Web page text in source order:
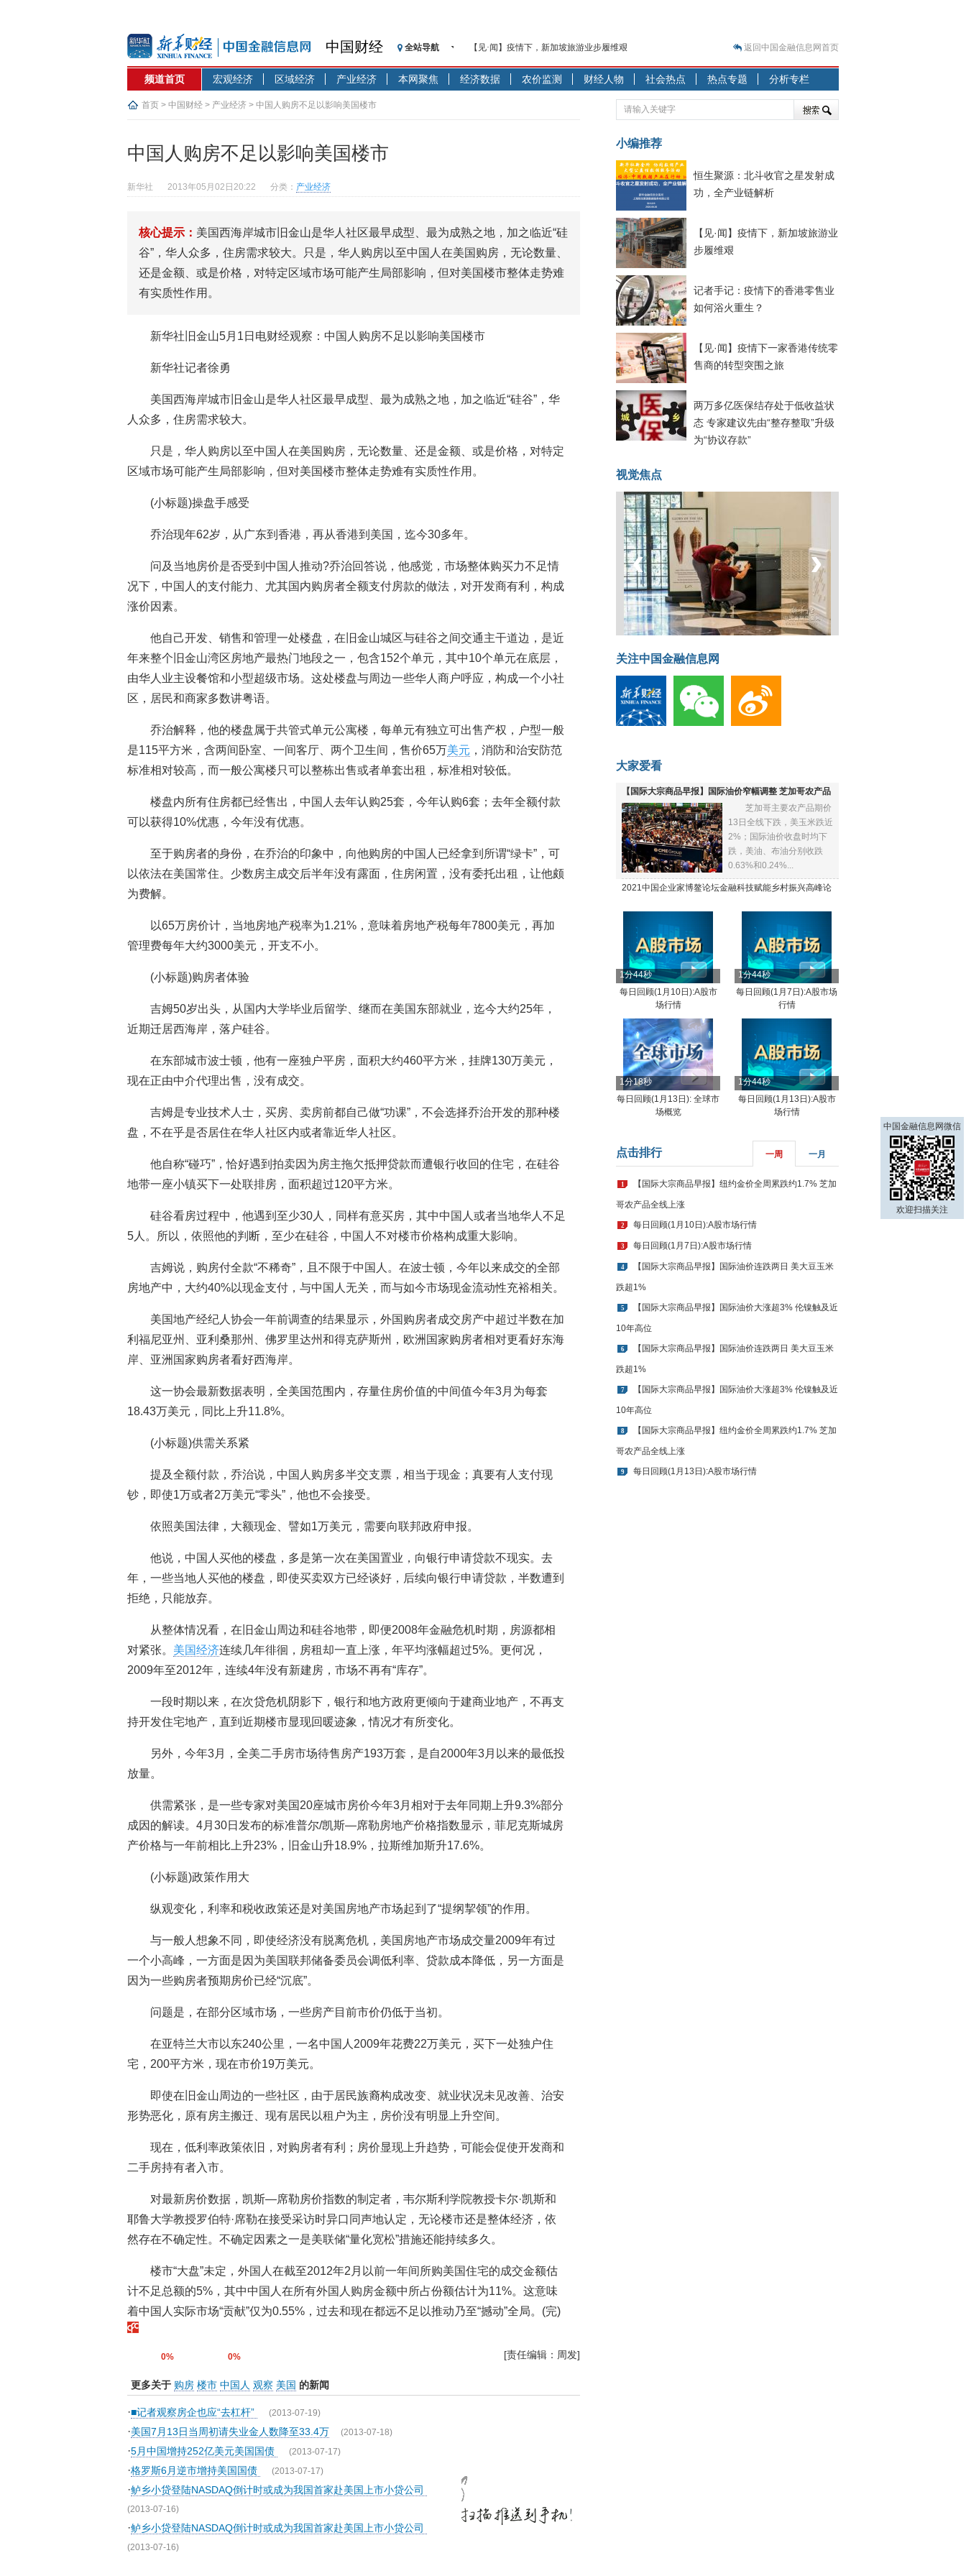
中国财经 全站导航
【见·闻】疫情下，新加坡旅游业步履维艰
记者手记：疫情下的香港零售业如何浴火重生？
【见·闻】疫情下一家香港传统零售商的转型突围之旅
济安金信：中国基金市场数据分析周报（2020. 07.27—2020.07.31）
【新华财经调查】同业存单、结构性存款玩起“跷跷板” 结构性失衡藏
央行公开市场净投放300亿元 短端资金利率明显下行
基本面及股市双轮冲击 债市回调十年期债表现最弱
沥青期货连续两日涨逾3% 沪银及两粕涨势喜人
恒生聚源：北斗收官之星发射成功，全产业链解析
济安金信：中国基金市场数据分析周报（2020. 08.17—2020.08.21）
返回中国金融信息网首页
频道首页 宏观经济 区域经济 产业经济 本网聚焦 经济数据 农价监测 财经人物 社会热点 热点专题 分析专栏
首页 > 中国财经 > 产业经济 > 中国人购房不足以影响美国楼市
中国人购房不足以影响美国楼市
新华社 2013年05月02日20:22 分类： 产业经济
核心提示： 美国西海岸城市旧金山是华人社区最早成型、最为成熟之地，加之临近“硅
谷”，华人众多，住房需求较大。只是，华人购房以至中国人在美国购房，无论数量、
还是金额、或是价格，对特定区域市场可能产生局部影响，但对美国楼市整体走势难
有实质性作用。
新华社旧金山5月1日电财经观察：中国人购房不足以影响美国楼市
新华社记者徐勇
美国西海岸城市旧金山是华人社区最早成型、最为成熟之地，加之临近“硅谷”，华
人众多，住房需求较大。
只是，华人购房以至中国人在美国购房，无论数量、还是金额、或是价格，对特定
区域市场可能产生局部影响，但对美国楼市整体走势难有实质性作用。
(小标题)操盘手感受
乔治现年62岁，从广东到香港，再从香港到美国，迄今30多年。
问及当地房价是否受到中国人推动?乔治回答说，他感觉，市场整体购买力不足情
况下，中国人的支付能力、尤其国内购房者全额支付房款的做法，对开发商有利，构成
涨价因素。
他自己开发、销售和管理一处楼盘，在旧金山城区与硅谷之间交通主干道边，是近
年来整个旧金山湾区房地产最热门地段之一，包含152个单元，其中10个单元在底层，
由华人业主设餐馆和小型超级市场。这处楼盘与周边一些华人商户呼应，构成一个小社
区，居民和商家多数讲粤语。
乔治解释，他的楼盘属于共管式单元公寓楼，每单元有独立可出售产权，户型一般
是115平方米，含两间卧室、一间客厅、两个卫生间，售价65万美元 ，消防和治安防范
标准相对较高，而一般公寓楼只可以整栋出售或者单套出租，标准相对较低。
楼盘内所有住房都已经售出，中国人去年认购25套，今年认购6套；去年全额付款
可以获得10%优惠，今年没有优惠。
至于购房者的身份，在乔治的印象中，向他购房的中国人已经拿到所谓“绿卡”，可
以依法在美国常住。少数房主成交后半年没有露面，住房闲置，没有委托出租，让他颇
为费解。
以65万房价计，当地房地产税率为1.21%，意味着房地产税每年7800美元，再加
管理费每年大约3000美元，开支不小。
(小标题)购房者体验
吉姆50岁出头，从国内大学毕业后留学、继而在美国东部就业，迄今大约25年，
近期迁居西海岸，落户硅谷。
在东部城市波士顿，他有一座独户平房，面积大约460平方米，挂牌130万美元，
现在正由中介代理出售，没有成交。
吉姆是专业技术人士，买房、卖房前都自己做“功课”，不会选择乔治开发的那种楼
盘，不在乎是否居住在华人社区内或者靠近华人社区。
他自称“碰巧”，恰好遇到拍卖因为房主拖欠抵押贷款而遭银行收回的住宅，在硅谷
地带一座小镇买下一处联排房，面积超过120平方米。
硅谷看房过程中，他遇到至少30人，同样有意买房，其中中国人或者当地华人不足
5人。所以，依照他的判断，至少在硅谷，中国人不对楼市价格构成重大影响。
吉姆说，购房付全款“不稀奇”，且不限于中国人。在波士顿，今年以来成交的全部
房地产中，大约40%以现金支付，与中国人无关，而与如今市场现金流动性充裕相关。
美国地产经纪人协会一年前调查的结果显示，外国购房者成交房产中超过半数在加
利福尼亚州、亚利桑那州、佛罗里达州和得克萨斯州，欧洲国家购房者相对更看好东海
岸、亚洲国家购房者看好西海岸。
这一协会最新数据表明，全美国范围内，存量住房价值的中间值今年3月为每套
18.43万美元，同比上升11.8%。
(小标题)供需关系紧
提及全额付款，乔治说，中国人购房多半交支票，相当于现金；真要有人支付现
钞，即使1万或者2万美元“零头”，他也不会接受。
依照美国法律，大额现金、譬如1万美元，需要向联邦政府申报。
他说，中国人买他的楼盘，多是第一次在美国置业，向银行申请贷款不现实。去
年，一些当地人买他的楼盘，即使买卖双方已经谈好，后续向银行申请贷款，半数遭到
拒绝，只能放弃。
从整体情况看，在旧金山周边和硅谷地带，即便2008年金融危机时期，房源都相
对紧张。 美国经济连续几年徘徊，房租却一直上涨，年平均涨幅超过5%。更何况，
2009年至2012年，连续4年没有新建房，市场不再有“库存”。
一段时期以来，在次贷危机阴影下，银行和地方政府更倾向于建商业地产，不再支
持开发住宅地产，直到近期楼市显现回暖迹象，情况才有所变化。
另外，今年3月，全美二手房市场待售房产193万套，是自2000年3月以来的最低投
放量。
供需紧张，是一些专家对美国20座城市房价今年3月相对于去年同期上升9.3%部分
成因的解读。4月30日发布的标准普尔/凯斯—席勒房地产价格指数显示，菲尼克斯城房
产价格与一年前相比上升23%，旧金山升18.9%，拉斯维加斯升17.6%。
(小标题)政策作用大
纵观变化，利率和税收政策还是对美国房地产市场起到了“提纲挈领”的作用。
与一般人想象不同，即使经济没有脱离危机，美国房地产市场成交量2009年有过
一个小高峰，一方面是因为美国联邦储备委员会调低利率、贷款成本降低，另一方面是
因为一些购房者预期房价已经“沉底”。
问题是，在部分区域市场，一些房产目前市价仍低于当初。
在亚特兰大市以东240公里，一名中国人2009年花费22万美元，买下一处独户住
宅，200平方米，现在市价19万美元。
即使在旧金山周边的一些社区，由于居民族裔构成改变、就业状况未见改善、治安
形势恶化，原有房主搬迁、现有居民以租户为主，房价没有明显上升空间。
现在，低利率政策依旧，对购房者有利；房价显现上升趋势，可能会促使开发商和
二手房持有者入市。
对最新房价数据，凯斯—席勒房价指数的制定者，韦尔斯利学院教授卡尔·凯斯和
耶鲁大学教授罗伯特·席勒在接受采访时异口同声地认定，无论楼市还是整体经济，依
然存在不确定性。不确定因素之一是美联储“量化宽松”措施还能持续多久。
楼市“大盘”未定，外国人在截至2012年2月以前一年间所购美国住宅的成交金额估
计不足总额的5%，其中中国人在所有外国人购房金额中所占份额估计为11%。这意味
着中国人实际市场“贡献”仅为0.55%，过去和现在都远不足以推动乃至“撼动”全局。(完)
0% 0% [责任编辑：周发]
更多关于 购房 楼市 中国人 观察 美国 的新闻
·■记者观察房企也应“去杠杆” (2013-07-19)
·美国7月13日当周初请失业金人数降至33.4万 (2013-07-18)
·5月中国增持252亿美元美国国债 (2013-07-17)
·格罗斯6月逆市增持美国国债 (2013-07-17)
·鲈乡小贷登陆NASDAQ倒计时或成为我国首家赴美国上市小贷公司
(2013-07-16)
·鲈乡小贷登陆NASDAQ倒计时或成为我国首家赴美国上市小贷公司
(2013-07-16)
小编推荐
恒生聚源：北斗收官之星发射成
功，全产业链解析
【见·闻】疫情下，新加坡旅游业
步履维艰
记者手记：疫情下的香港零售业
如何浴火重生？
【见·闻】疫情下一家香港传统零
售商的转型突围之旅
两万多亿医保结存处于低收益状
态 专家建议先由“整存整取”升级
为“协议存款”
视觉焦点
坐上火车看老挝
‹ ›
关注中国金融信息网
大家爱看
【国际大宗商品早报】国际油价窄幅调整 芝加哥农产品
全线下跌
芝加哥主要农产品期价
13日全线下跌，美玉米跌近
2%；国际油价收盘时均下
跌，美油、布油分别收跌
0.63%和0.24%...
2021中国企业家博鳌论坛金融科技赋能乡村振兴高峰论
1分44秒
每日回顾(1月10日):A股市
场行情
1分44秒
每日回顾(1月7日):A股市场
行情
1分18秒
每日回顾(1月13日): 全球市
场概览
1分44秒
每日回顾(1月13日):A股市
场行情
点击排行 一周 一月
1 【国际大宗商品早报】纽约金价全周累跌约1.7% 芝加
哥农产品全线上涨
2 每日回顾(1月10日):A股市场行情
3 每日回顾(1月7日):A股市场行情
4 【国际大宗商品早报】国际油价连跌两日 美大豆玉米
跌超1%
5 【国际大宗商品早报】国际油价大涨超3% 伦镍触及近
10年高位
6 【国际大宗商品早报】国际油价连跌两日 美大豆玉米
跌超1%
7 【国际大宗商品早报】国际油价大涨超3% 伦镍触及近
10年高位
8 【国际大宗商品早报】纽约金价全周累跌约1.7% 芝加
哥农产品全线上涨
9 每日回顾(1月13日):A股市场行情
中国金融信息网微信
欢迎扫描关注